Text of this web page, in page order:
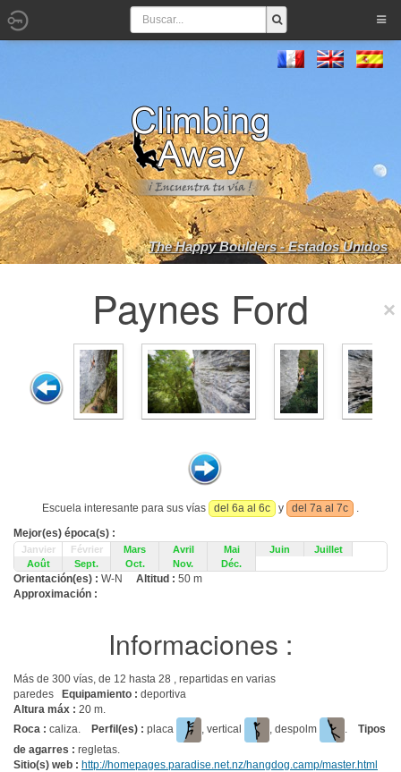
The Happy Boulders - Estados Unidos
Paynes Ford
Escuela interesante para sus vías del 6a al 6c y del 7a al 7c
.
Mejor(es) época(s) :
Janvier Février Mars Avril Mai Juin
Juillet
Août
Sept. Oct. Nov. Déc.
Orientación(es) : W-N Altitud : 50 m
Approximación :
Informaciones :
Más de 300 vías, de 12 hasta 28 , repartidas en varias
paredes
Equipamiento : deportiva
Altura máx : 20 m.
Roca : caliza. Perfil(es) : placa , vertical , despolm . Tipos
de agarres : regletas.
Sitio(s) web : http://homepages.paradise.net.nz/hangdog.camp/master.html